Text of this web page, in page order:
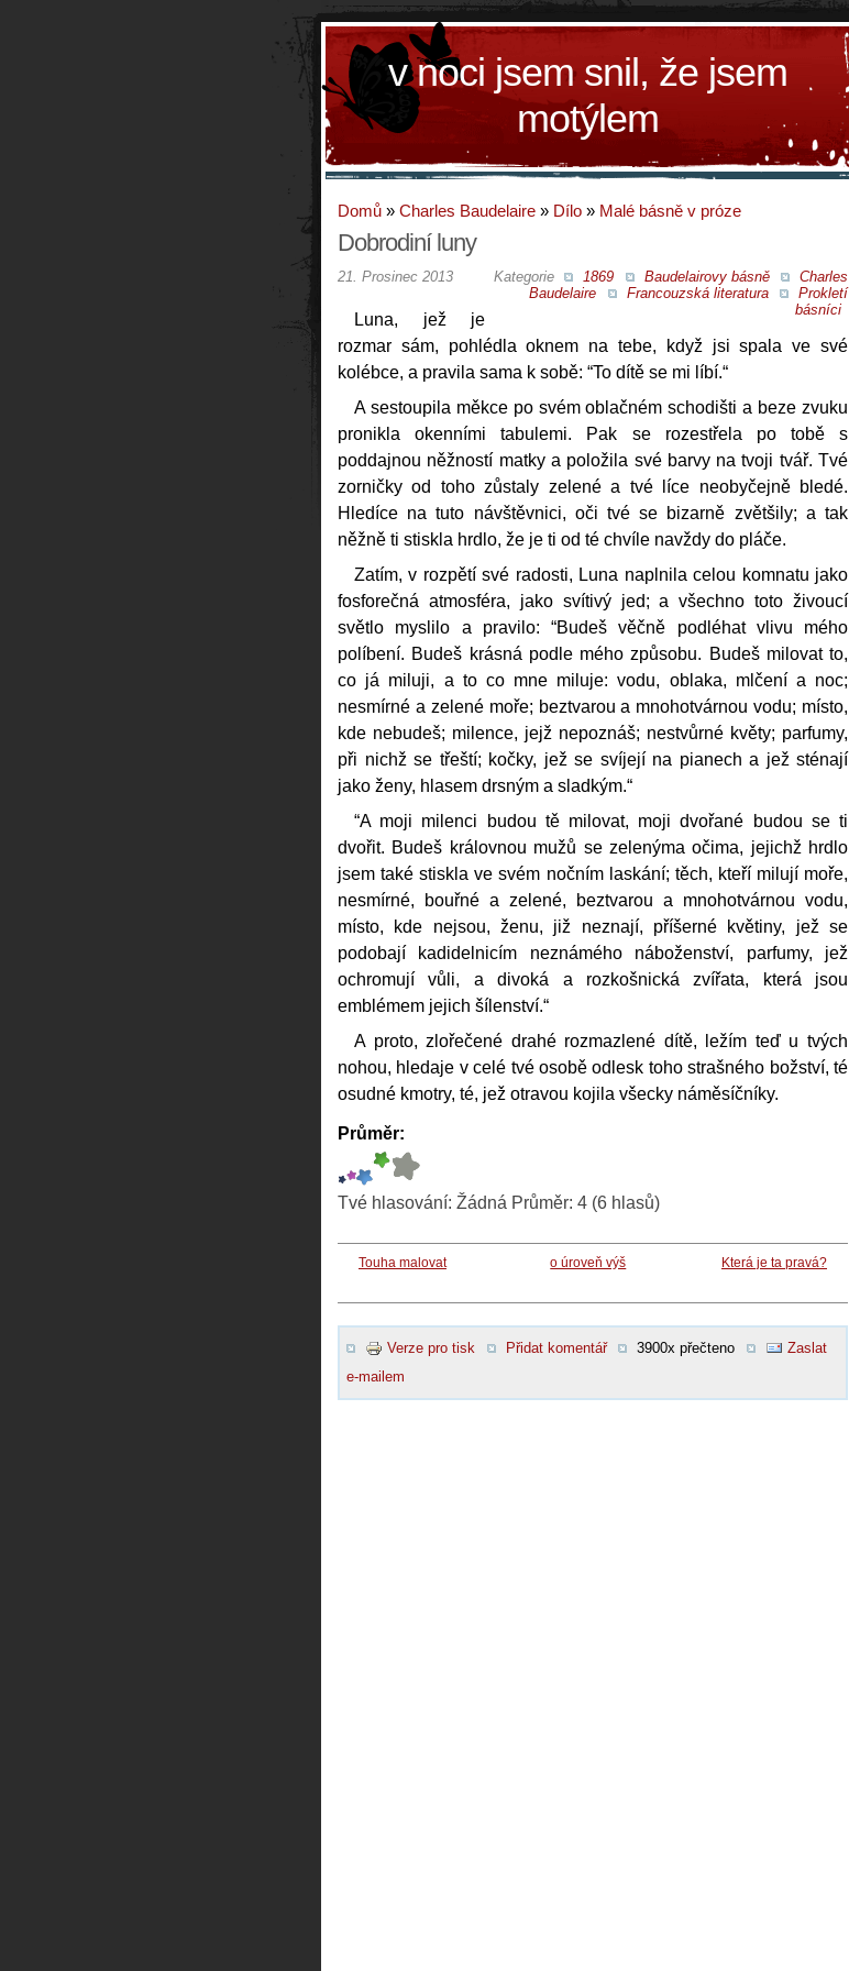
v noci jsem snil, že jsem
motýlem
Domů » Charles Baudelaire » Dílo » Malé básně v próze
Dobrodiní luny
Kategorie 1869 Baudelairovy básně
Charles
Baudelaire
Francouzská literatura
Prokletí
básníci
21. Prosinec 2013
Luna, jež je
rozmar sám, pohlédla oknem na tebe, když jsi spala ve své
kolébce, a pravila sama k sobě: “To dítě se mi líbí.“
A sestoupila měkce po svém oblačném schodišti a beze zvuku
pronikla okenními tabulemi. Pak se rozestřela po tobě s
poddajnou něžností matky a položila své barvy na tvoji tvář. Tvé
zorničky od toho zůstaly zelené a tvé líce neobyčejně bledé.
Hledíce na tuto návštěvnici, oči tvé se bizarně zvětšily; a tak
něžně ti stiskla hrdlo, že je ti od té chvíle navždy do pláče.
Zatím, v rozpětí své radosti, Luna naplnila celou komnatu jako
fosforečná atmosféra, jako svítivý jed; a všechno toto živoucí
světlo myslilo a pravilo: “Budeš věčně podléhat vlivu mého
políbení. Budeš krásná podle mého způsobu. Budeš milovat to,
co já miluji, a to co mne miluje: vodu, oblaka, mlčení a noc;
nesmírné a zelené moře; beztvarou a mnohotvárnou vodu; místo,
kde nebudeš; milence, jejž nepoznáš; nestvůrné květy; parfumy,
při nichž se třeští; kočky, jež se svíjejí na pianech a jež sténají
jako ženy, hlasem drsným a sladkým.“
“A moji milenci budou tě milovat, moji dvořané budou se ti
dvořit. Budeš královnou mužů se zelenýma očima, jejichž hrdlo
jsem také stiskla ve svém nočním laskání; těch, kteří milují moře,
nesmírné, bouřné a zelené, beztvarou a mnohotvárnou vodu,
místo, kde nejsou, ženu, již neznají, příšerné květiny, jež se
podobají kadidelnicím neznámého náboženství, parfumy, jež
ochromují vůli, a divoká a rozkošnická zvířata, která jsou
emblémem jejich šílenství.“
A proto, zlořečené drahé rozmazlené dítě, ležím teď u tvých
nohou, hledaje v celé tvé osobě odlesk toho strašného božství, té
osudné kmotry, té, jež otravou kojila všecky náměsíčníky.
Průměr:
Tvé hlasování: Žádná Průměr: 4 (6 hlasů)
Touha malovat o úroveň výš Která je ta pravá?
Verze pro tisk Přidat komentář 3900x přečteno
Zaslat
e-mailem